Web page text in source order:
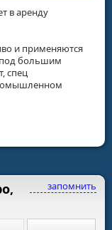
в аренду
и применяются
под большим
спец
запомнить